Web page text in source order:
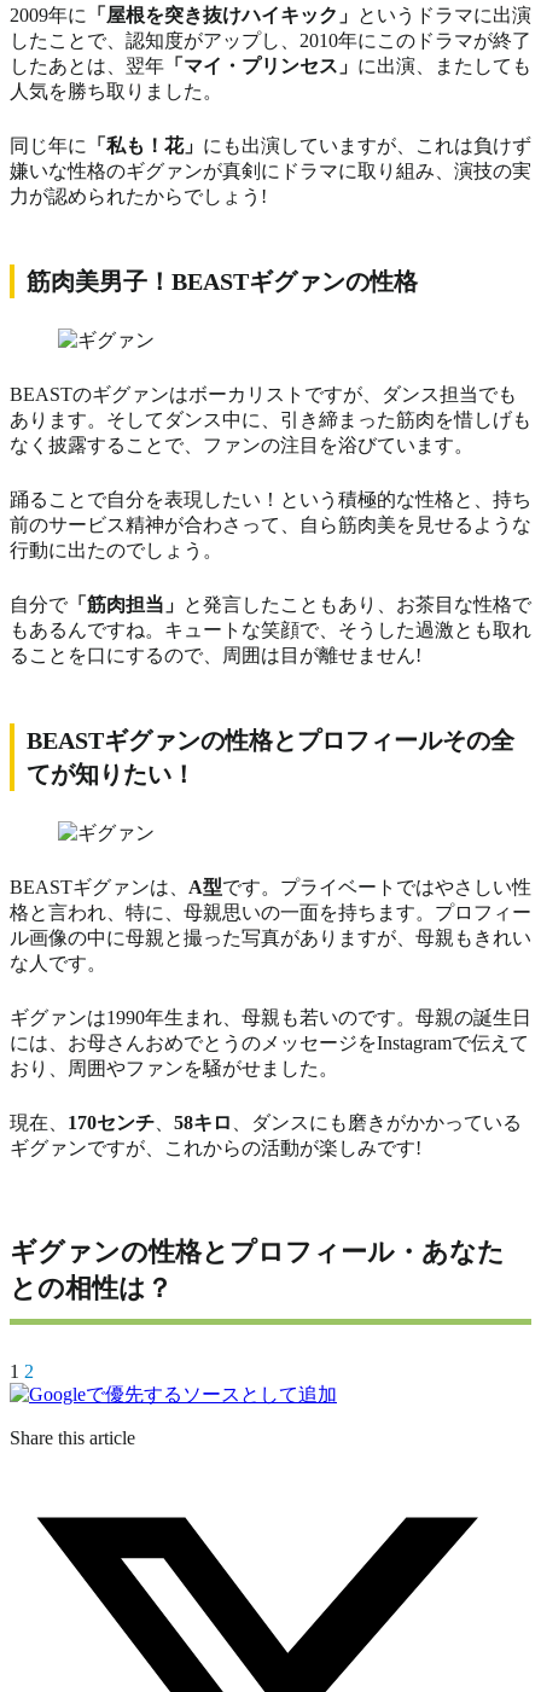
2009年に 「屋根を突き抜けハイキック」 というドラマに出演
したことで、認知度がアップし、2010年にこのドラマが終了
したあとは、翌年 「マイ・プリンセス」 に出演、またしても
人気を勝ち取りました。
同じ年に 「私も！花」 にも出演していますが、これは負けず
嫌いな性格のギグァンが真剣にドラマに取り組み、演技の実
力が認められたからでしょう!
筋肉美男子！BEASTギグァンの性格
BEASTのギグァンはボーカリストですが、ダンス担当でも
あります。そしてダンス中に、引き締まった筋肉を惜しげも
なく披露することで、ファンの注目を浴びています。
踊ることで自分を表現したい！という積極的な性格と、持ち
前のサービス精神が合わさって、自ら筋肉美を見せるような
行動に出たのでしょう。
自分で「筋肉担当」 と発言したこともあり、お茶目な性格で
もあるんですね。キュートな笑顔で、そうした過激とも取れ
ることを口にするので、周囲は目が離せません!
BEASTギグァンの性格とプロフィールその全
てが知りたい！
BEASTギグァンは、 A型です。プライベートではやさしい性
格と言われ、特に、母親思いの一面を持ちます。プロフィー
ル画像の中に母親と撮った写真がありますが、母親もきれい
な人です。
ギグァンは1990年生まれ、母親も若いのです。母親の誕生日
には、お母さんおめでとうのメッセージをInstagramで伝えて
おり、周囲やファンを騒がせました。
現在、 170センチ 58キロ
、ダンスにも磨きがかかっている
ギグァンですが、これからの活動が楽しみです!
ギグァンの性格とプロフィール・あなた
との相性は？
1 2
Share this article